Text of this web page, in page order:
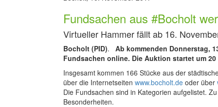
Fundsachen aus #Bocholt
Virtueller Hammer fällt ab 16.
Bocholt (PID). Ab kommenden Donnerstag,
Fundsachen online. Die Auktion startet um
Insgesamt kommen 166 Stücke aus der
über die Internetseiten www.bocholt.de oder über
Die Fundsachen sind in Kategorien aufgelistet.
Besonderheiten.